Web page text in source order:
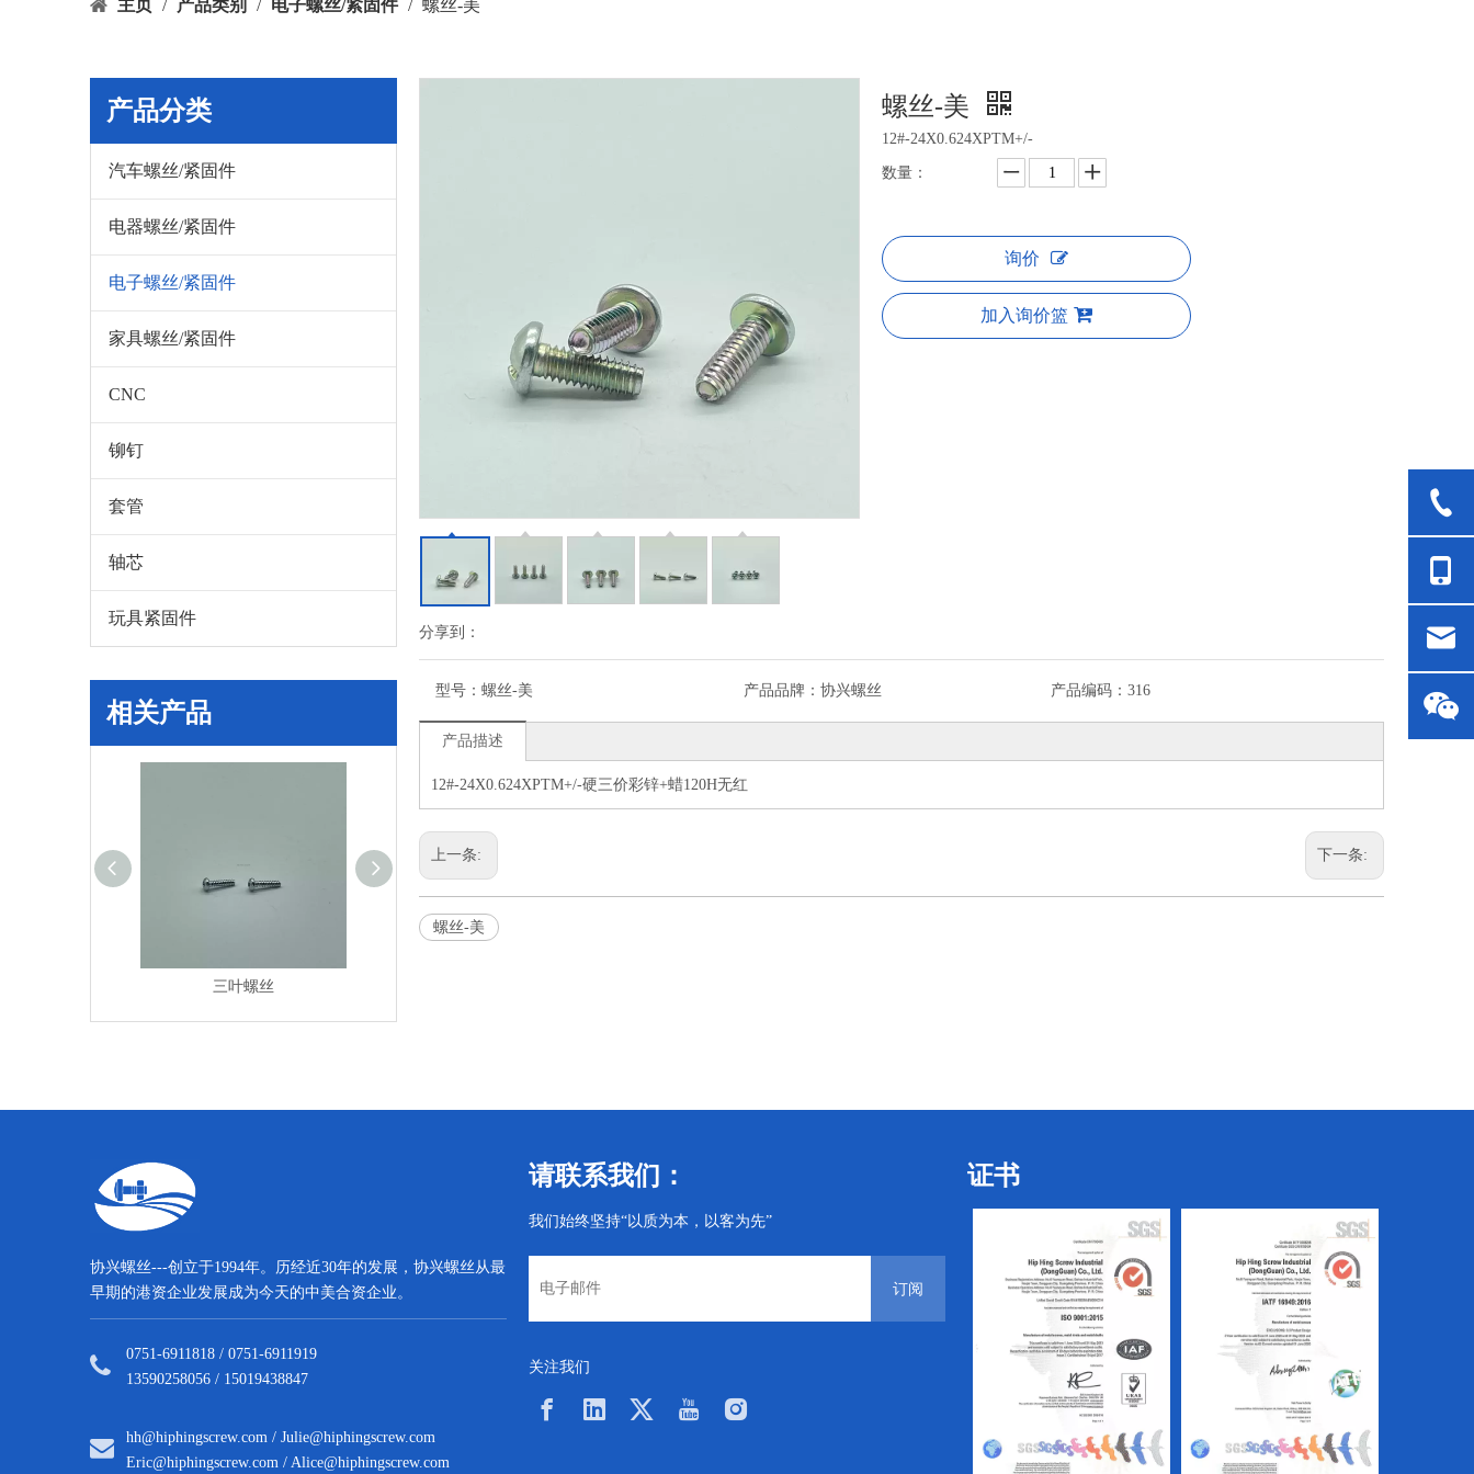
主页 / 产品类别 / 电子螺丝/紧固件 / 螺丝-美
产品分类
汽车螺丝/紧固件
电器螺丝/紧固件
电子螺丝/紧固件
家具螺丝/紧固件
CNC
铆钉
套管
轴芯
玩具紧固件
相关产品
三叶螺丝
分享到：
螺丝-美
12#-24X0.624XPTM+/-
数量：
询价
加入询价篮
型号： 螺丝-美 产品品牌： 协兴螺丝 产品编码： 316
产品描述
12#-24X0.624XPTM+/-硬三价彩锌+蜡120H无红
上一条: 下一条:
螺丝-美
协兴螺丝---创立于1994年。历经近30年的发展，协兴螺丝从最
早期的港资企业发展成为今天的中美合资企业。
0751-6911818 / 0751-6911919
13590258056 / 15019438847
hh@hiphingscrew.com /Julie@hiphingscrew.com
Eric@hiphingscrew.com /Alice@hiphingscrew.com
请联系我们：
我们始终坚持“以质为本，以客为先”
订阅
关注我们
证书